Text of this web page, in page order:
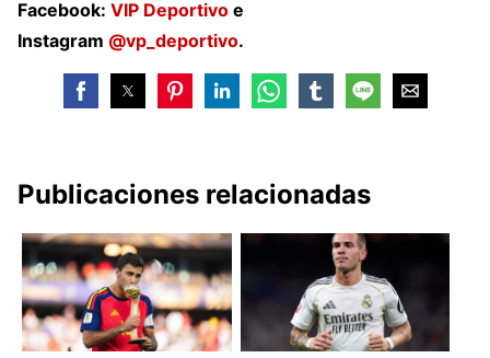
Facebook: VIP Deportivo e
Instagram @vp_deportivo.
Publicaciones relacionadas